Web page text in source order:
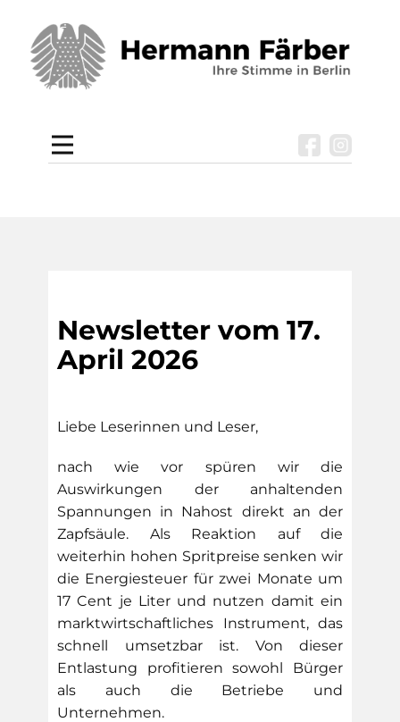
Newsletter vom 17.
April 2026
Liebe Leserinnen und Leser,
nach wie vor spüren wir die
Auswirkungen der anhaltenden
Spannungen in Nahost direkt an der
Zapfsäule. Als Reaktion auf die
weiterhin hohen Spritpreise senken wir
die Energiesteuer für zwei Monate um
17 Cent je Liter und nutzen damit ein
marktwirtschaftliches Instrument, das
schnell umsetzbar ist. Von dieser
Entlastung profitieren sowohl Bürger
als auch die Betriebe und
Unternehmen.